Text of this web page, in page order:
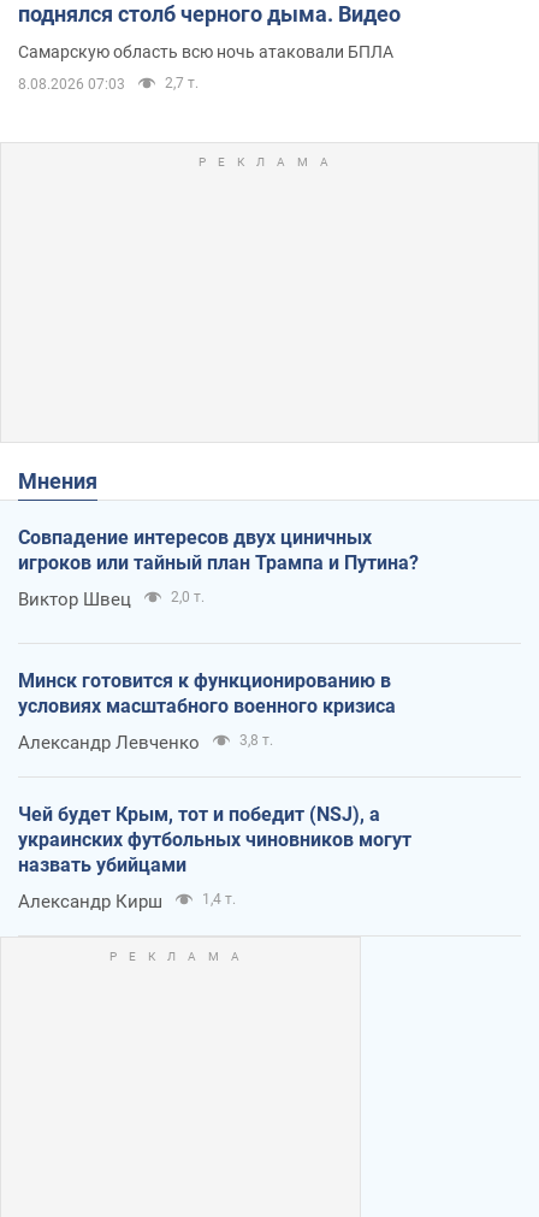
поднялся столб черного дыма. Видео
Самарскую область всю ночь атаковали БПЛА
8.08.2026 07:03 2,7 т.
Мнения
Совпадение интересов двух циничных
игроков или тайный план Трампа и Путина?
Виктор Швец 2,0 т.
Минск готовится к функционированию в
условиях масштабного военного кризиса
Александр Левченко 3,8 т.
Чей будет Крым, тот и победит (NSJ), а
украинских футбольных чиновников могут
назвать убийцами
Александр Кирш 1,4 т.